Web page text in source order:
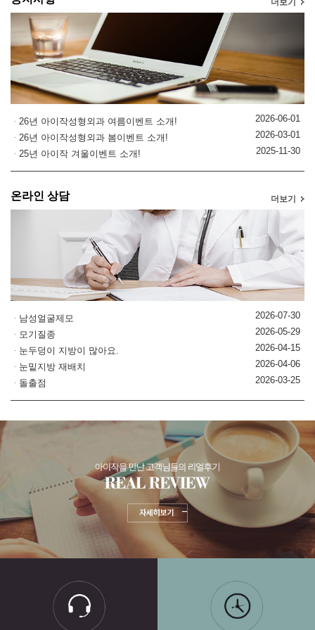
더보기
26년 아이작성형외과 여름이벤트 소개!
2026-06-01
26년 아이작성형외과 봄이벤트 소개!
2026-03-01
25년 아이작 겨울이벤트 소개!
2025-11-30
온라인 상담 더보기
남성얼굴제모
2026-07-30
모기질종
2026-05-29
눈두덩이 지방이 많아요.
2026-04-15
눈밑지방 재배치
2026-04-06
돌출점
2026-03-25